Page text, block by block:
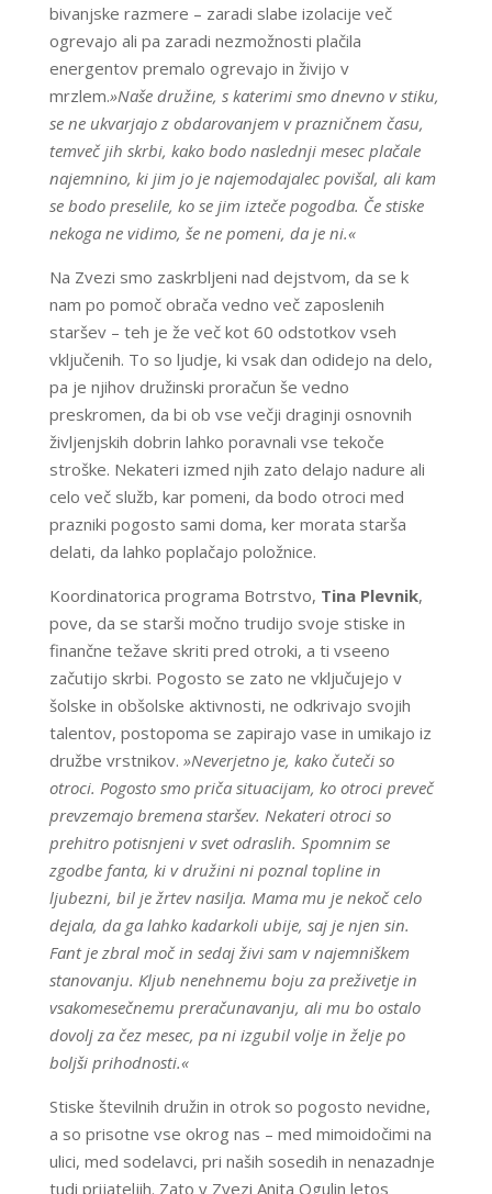
bivanjske razmere – zaradi slabe izolacije več
ogrevajo ali pa zaradi nezmožnosti plačila
energentov premalo ogrevajo in živijo v
mrzlem.»Naše družine, s katerimi smo dnevno v stiku,
se ne ukvarjajo z obdarovanjem v prazničnem času,
temveč jih skrbi, kako bodo naslednji mesec plačale
najemnino, ki jim jo je najemodajalec povišal, ali kam
se bodo preselile, ko se jim izteče pogodba. Če stiske
nekoga ne vidimo, še ne pomeni, da je ni.«
Na Zvezi smo zaskrbljeni nad dejstvom, da se k
nam po pomoč obrača vedno več zaposlenih
staršev – teh je že več kot 60 odstotkov vseh
vključenih. To so ljudje, ki vsak dan odidejo na delo,
pa je njihov družinski proračun še vedno
preskromen, da bi ob vse večji draginji osnovnih
življenjskih dobrin lahko poravnali vse tekoče
stroške. Nekateri izmed njih zato delajo nadure ali
celo več služb, kar pomeni, da bodo otroci med
prazniki pogosto sami doma, ker morata starša
delati, da lahko poplačajo položnice.
Koordinatorica programa Botrstvo, Tina Plevnik,
pove, da se starši močno trudijo svoje stiske in
finančne težave skriti pred otroki, a ti vseeno
začutijo skrbi. Pogosto se zato ne vključujejo v
šolske in obšolske aktivnosti, ne odkrivajo svojih
talentov, postopoma se zapirajo vase in umikajo iz
družbe vrstnikov. »Neverjetno je, kako čuteči so
otroci. Pogosto smo priča situacijam, ko otroci preveč
prevzemajo bremena staršev. Nekateri otroci so
prehitro potisnjeni v svet odraslih. Spomnim se
zgodbe fanta, ki v družini ni poznal topline in
ljubezni, bil je žrtev nasilja. Mama mu je nekoč celo
dejala, da ga lahko kadarkoli ubije, saj je njen sin.
Fant je zbral moč in sedaj živi sam v najemniškem
stanovanju. Kljub nenehnemu boju za preživetje in
vsakomesečnemu preračunavanju, ali mu bo ostalo
dovolj za čez mesec, pa ni izgubil volje in želje po
boljši prihodnosti.«
Stiske številnih družin in otrok so pogosto nevidne,
a so prisotne vse okrog nas – med mimoidočimi na
ulici, med sodelavci, pri naših sosedih in nenazadnje
tudi prijateljih. Zato v Zvezi Anita Ogulin letos